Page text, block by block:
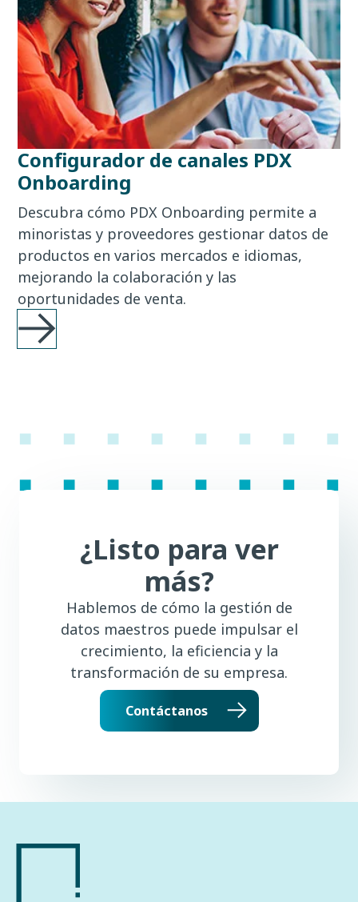
Configurador de canales PDX
Onboarding
Descubra cómo PDX Onboarding permite a
minoristas y proveedores gestionar datos de
productos en varios mercados e idiomas,
mejorando la colaboración y las
oportunidades de venta.
¿Listo para ver
más?
Hablemos de cómo la gestión de
datos maestros puede impulsar el
crecimiento, la eficiencia y la
transformación de su empresa.
Contáctanos